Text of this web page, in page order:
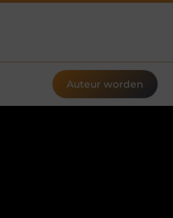
Auteur worden